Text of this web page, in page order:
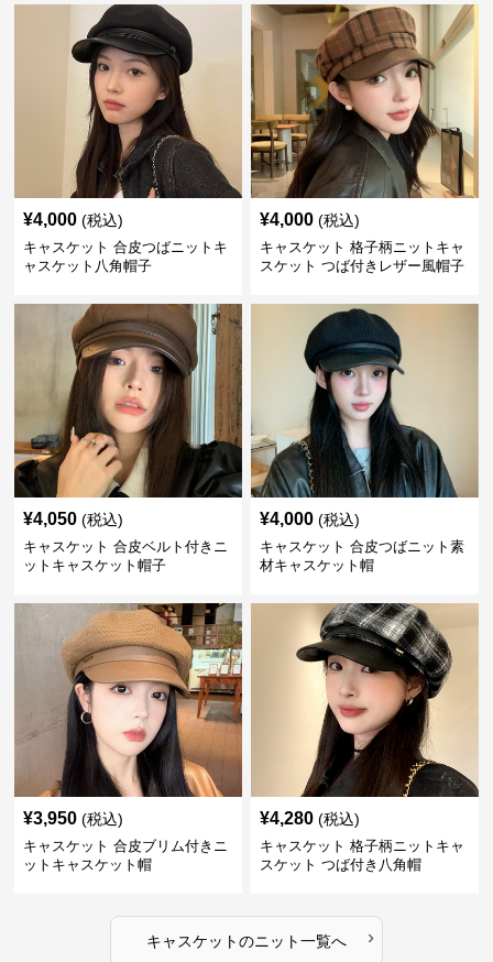
¥4,000 (税込)
キャスケット 合皮つばニットキ
ャスケット八角帽子
¥4,000 (税込)
キャスケット 格子柄ニットキャ
スケット つば付きレザー風帽子
¥4,050 (税込)
キャスケット 合皮ベルト付きニ
ットキャスケット帽子
¥4,000 (税込)
キャスケット 合皮つばニット素
材キャスケット帽
¥3,950 (税込)
キャスケット 合皮ブリム付きニ
ットキャスケット帽
¥4,280 (税込)
キャスケット 格子柄ニットキャ
スケット つば付き八角帽
キャスケットのニット一覧へ ›